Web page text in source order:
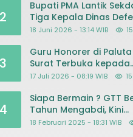
2
Bupati PMA Lantik
Tiga Kepala Dinas
orangnya
18 Juni 2026 - 13:14 WIB
3
Guru Honorer di Paluta
Surat Terbuka kepada
Presiden Prabowo,
Kriminalisasi
17 Juli 2026 - 08:19 WIB
Siapa Bermain ? GTT
Tahun Mengabdi, Kini
Dikeluarkan Sepihak
18 Februari 2025 - 18:31 WIB